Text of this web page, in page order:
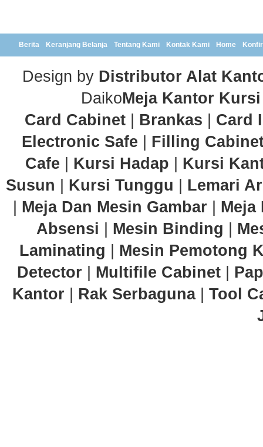
Berita Keranjang Belanja Tentang Kami Kontak Kami Home
Design by Distributor Alat
DaikoMeja Kantor
Card Cabinet
Brankas
Card
Electronic Safe
Filling
Cafe
Kursi Hadap
Kursi
Susun
Kursi Tunggu
Lemari
Meja Dan Mesin Gambar
Meja
Absensi
Mesin Binding
Laminating
Mesin Pemotong
Detector
Multifile Cabinet|
Kantor
Rak Serbaguna| Tool